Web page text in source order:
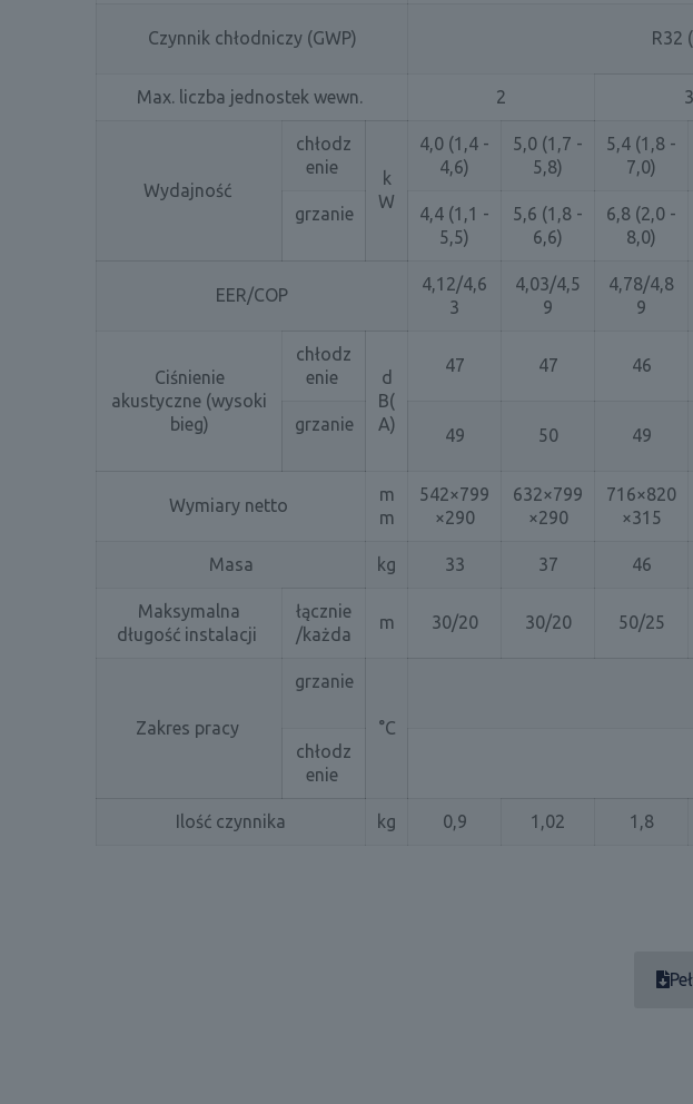
Czynnik chłodniczy (GWP) R32
Max. liczba jednostek wewn. 2 3
Wydajność
chłodz
enie
k
W
4,0 (1,4 -
4,6)
5,0 (1,7 -
5,8)
5,4 (1,8 -
7,0)
grzanie
4,4 (1,1 -
5,5)
5,6 (1,8 -
6,6)
6,8 (2,0 -
8,0)
EER/COP
4,12/4,6
3
4,03/4,5
9
4,78/4,8
9
Ciśnienie
akustyczne (wysoki
bieg)
chłodz
enie
d
B(
A)
47 47 46
grzanie
49 50 49
Wymiary netto
m
m
542×799
×290
632×799
×290
716×820
×315
Masa kg 33 37 46
Maksymalna
długość instalacji
łącznie
/każda
m 30/20 30/20 50/25
Zakres pracy
grzanie
°C
chłodz
enie
Ilość czynnika kg 0,9 1,02 1,8